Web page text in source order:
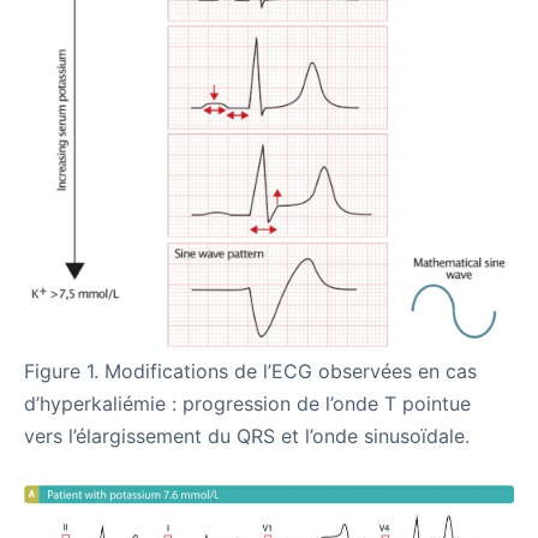
Figure 1. Modifications de l’ECG observées en cas
d’hyperkaliémie : progression de l’onde T pointue
vers l’élargissement du QRS et l’onde sinusoïdale.